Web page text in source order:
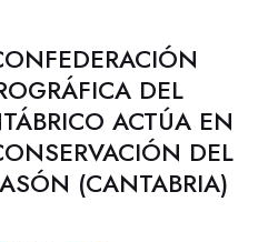
DEL
ACTÚA EN
DEL
(CANTABRIA)